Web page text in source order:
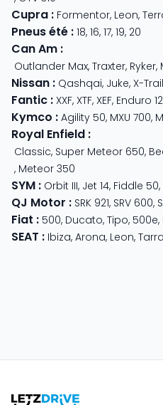
Cupra : Formentor, Leon,
Pneus été : 18, 16, 17, 19, 20
Can Am :
Outlander Max, Traxter, Ryker,
Nissan : Qashqai, Juke, X-Trail
Fantic : XXF, XTF, XEF, Enduro
Kymco : Agility 50, MXU 700,
Royal Enfield :
Classic, Super Meteor 650,
, Meteor 350
SYM : Orbit III, Jet 14, Fiddle 50,
QJ Motor : SRK 921, SRV 600,
Fiat : 500, Ducato, Tipo, 500e,
SEAT : Ibiza, Arona, Leon,